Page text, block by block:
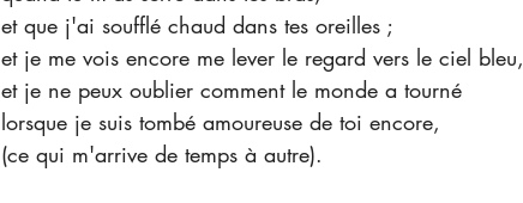
et que j'ai soufflé chaud dans tes oreilles ;
et je me vois encore me lever le regard vers le ciel bleu,
et je ne peux oublier comment le monde a tourné
lorsque je suis tombé amoureuse de toi encore,
(ce qui m'arrive de temps à autre).